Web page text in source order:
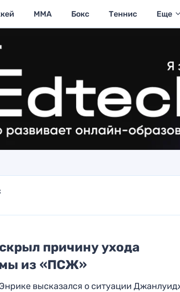
MMA Бокс Теннис Еще
причину ухода
из «ПСЖ»
высказался о ситуации